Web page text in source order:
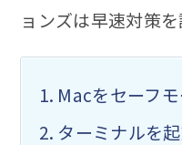
ョンズは早速対策を
Macをセーフモ
ターミナルを